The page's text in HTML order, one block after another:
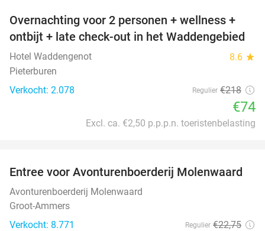
66%
Overnachting voor 2 personen + wellness +
ontbijt + late check-out in het Waddengebied
Hotel Waddengenot 8.6 star
Pieterburen
Verkocht: 2.078
Regulier €218
€74
Excl. ca. €2,50 p.p.p.n. toeristenbelasting
27%
Entree voor Avonturenboerderij Molenwaard
Avonturenboerderij Molenwaard
Groot-Ammers
Verkocht: 8.771
Regulier €22,75